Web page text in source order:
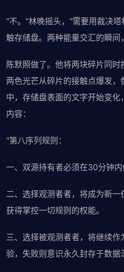
"不。"林晚摇头，"需要用裁决
触存储盘。两种能量交汇的瞬
陈默照做了。他将两块碎片同
两色光芒从碎片的接触点爆发
中，存储盘表面的文字开始变
内容：
"第八序列规则：
一、双源持有者必须在30分钟内
二、选择观测者者，将成为新
获得掌控一切规则的权能。
三、选择被观测者者，将继续
验，失败则意识永久封存于数据